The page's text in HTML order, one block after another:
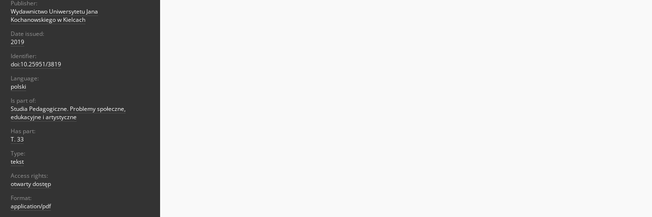
Publisher:
Wydawnictwo Uniwersytetu Jana
Kochanowskiego w Kielcach
Date issued:
2019
Identifier:
doi:10.25951/3819
Language:
polski
Is part of:
Studia Pedagogiczne. Problemy społeczne,
edukacyjne i artystyczne
Has part:
T. 33
Type:
tekst
Access rights:
otwarty dostęp
Format:
application/pdf